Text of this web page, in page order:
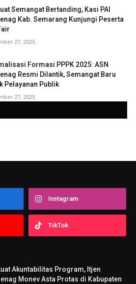
Semangat Bertanding, Kasi PAI
Kab. Semarang Kunjungi Peserta
27, 2025
Formasi PPPK 2025: ASN
Resmi Dilantik, Semangat Baru
Pelayanan Publik
27, 2025
Instagram
TikTok
Akuntabilitas Program, Itjen
Monev Asta Protas di Kabupaten